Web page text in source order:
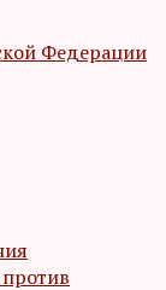
Федерации
против